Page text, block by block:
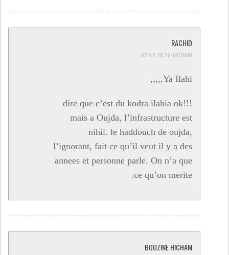
RACHID
26/10/2008 AT 12:30
Ya Ilahi,,,,,
dire que c’est du kodra ilahia ok!!!
mais a Oujda, l’infrastructure est
nihil. le haddouch de oujda,
l’ignorant, fait ce qu’il veut il y a des
annees et personne parle. On n’a que
ce qu’on merite.
BOUZINE HICHAM